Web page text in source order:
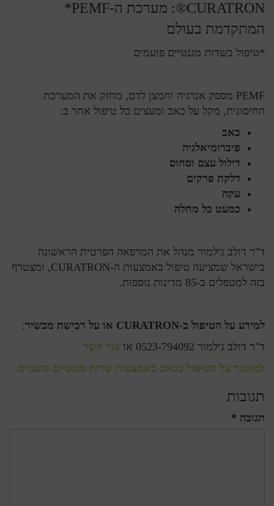
CURATRON®: מערכת ה-PEMF*
המתקדמת בעולם
*טיפול בשדות מגנטיים פועמים
PEMF מספק אנרגיה וחמצן לדם, מחזק את המערכת
החיסונית, מקל על כאב ומעצים כל טיפול אחר ב:
כאב
פיברומיאלגיה
דילול עצם וסחוס
דלקת פרקים
עקה
כמעט כל מחלה
ד"ר דולב גילמור מנהל את המרפאה הפרטית הראשונה
בישראל שמציעה טיפול באמצעות ה-CURATRON, ומצטרף
בזה למטפלים ב-85 מדינות נוספות.
למידע על הטיפול ב-CURATRON או על רכישת מכשיר
:
ד"ר דולב גילמור 0523-794092 או
צור קשר
למאמר על הטיפול בכאב באמצעות שדות מגנטיים פועמים
תגובות
תגובה *